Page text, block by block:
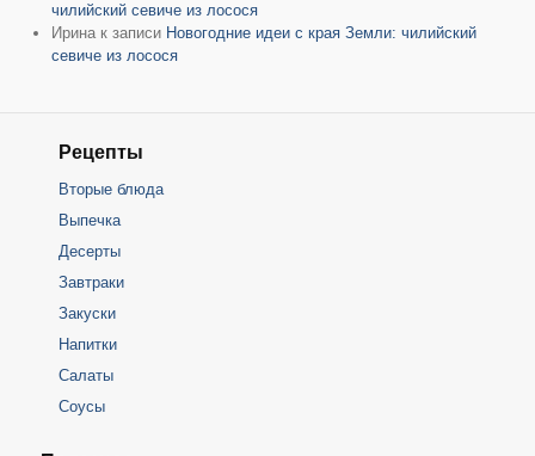
чилийский севиче из лосося
Ирина к записи Новогодние идеи с края Земли: чилийский
севиче из лосося
Рецепты
Вторые блюда
Выпечка
Десерты
Завтраки
Закуски
Напитки
Салаты
Соусы